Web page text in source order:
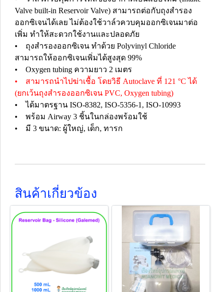
Valve built-in Reservoir Valve) สามารถต่อกับถุงสำรอง
ออกซิเจนได้เลย ไม่ต้องใช้วาล์วควบคุมออกซิเจนมาต่อ
เพิ่ม ทำให้สะดวกใช้งานและปลอดภัย
• ถุงสำรองออกซิเจน ทำด้วย Polyvinyl Chloride
สามารถให้ออกซิเจนเพิ่มได้สูงสุด 99%
• Oxygen tubing ความยาว 2 เมตร
• สามารถนำไปฆ่าเชื้อ โดยวิธี Autoclave ที่ 121 °C ได้
(ยกเว้นถุงสำรองออกซิเจน PVC, Oxygen tubing)
• ได้มาตรฐาน ISO-8382, ISO-5356-1, ISO-10993
• พร้อม Airway 3 ชิ้นในกล่องพร้อมใช้
• มี 3 ขนาด: ผู้ใหญ่, เด็ก, ทารก
สินค้าเกี่ยวข้อง